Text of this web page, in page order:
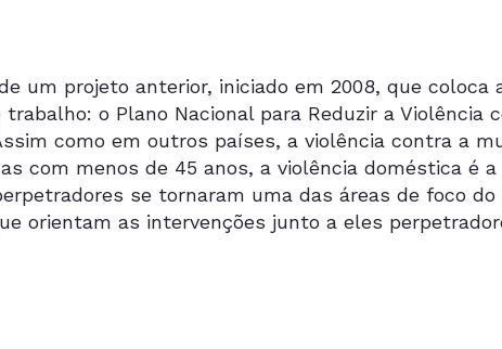
um projeto anterior, iniciado em 2008, que coloca
o Plano Nacional para Reduzir a Violência
como em outros países, a violência contra a
com menos de 45 anos, a violência doméstica é
se tornaram uma das áreas de foco
orientam as intervenções junto a eles